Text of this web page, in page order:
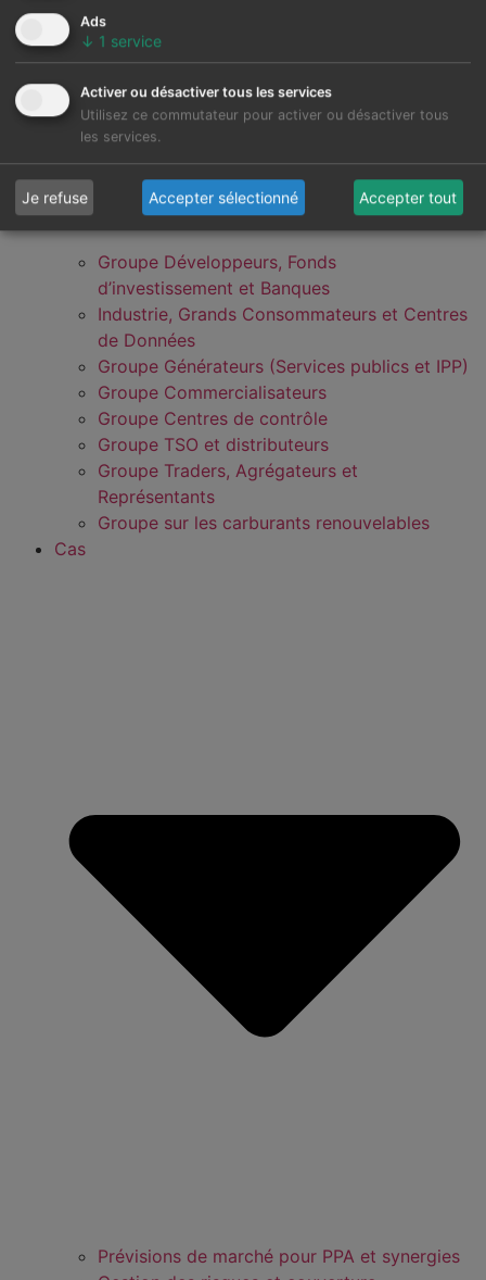
Groupe Développeurs, Fonds
d’investissement et Banques
Industrie, Grands Consommateurs et Centres
de Données
Groupe Générateurs (Services publics et IPP)
Groupe Commercialisateurs
Groupe Centres de contrôle
Groupe TSO et distributeurs
Groupe Traders, Agrégateurs et
Représentants
Groupe sur les carburants renouvelables
Cas
Prévisions de marché pour PPA et synergies
Ads
↓ 1 service
Activer ou désactiver tous les services
Utilisez ce commutateur pour activer ou désactiver tous
les services.
Je refuse Accepter sélectionné Accepter tout